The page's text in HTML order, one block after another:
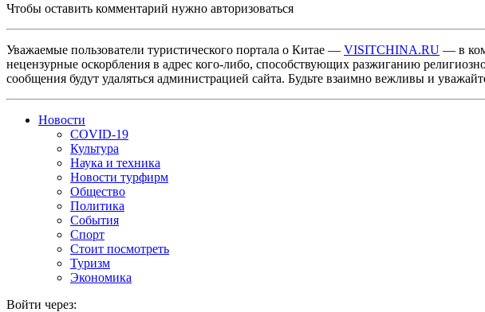
Чтобы оставить комментарий нужно авторизоваться
Уважаемые пользователи туристического портала о Китае — VISITCHINA.RU — в
нецензурные оскорбления в адрес кого-либо, способствующих разжиганию
сообщения будут удаляться администрацией сайта. Будьте взаимно вежливы и
Новости
COVID-19
Культура
Наука и техника
Новости турфирм
Общество
Политика
События
Спорт
Стоит посмотреть
Туризм
Экономика
Войти через: